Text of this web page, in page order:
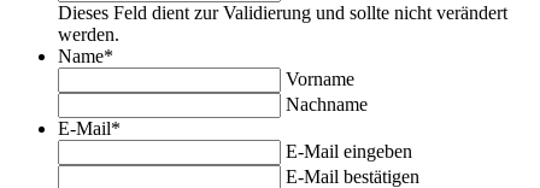
Dieses Feld dient zur Validierung und sollte nicht verändert
werden.
Name*
Vorname
Nachname
E-Mail*
E-Mail eingeben
E-Mail bestätigen